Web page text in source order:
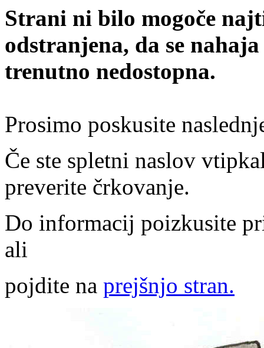
Strani ni bilo mogoče
odstranjena, da se
trenutno nedostopna.
Prosimo poskusite
Če ste spletni naslov
preverite črkovanje.
Do informacij poizkusite
ali
pojdite na prejšnjo stran.